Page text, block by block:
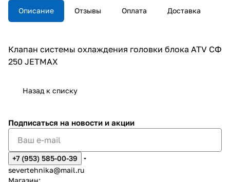
Описание Отзывы Оплата Доставка
Клапан системы охлаждения головки блока ATV СФ
250 JETMAX
Назад к списку
Подписаться на новости и акции
+7 (953) 585-00-39
severtehnika@mail.ru
Магазин: